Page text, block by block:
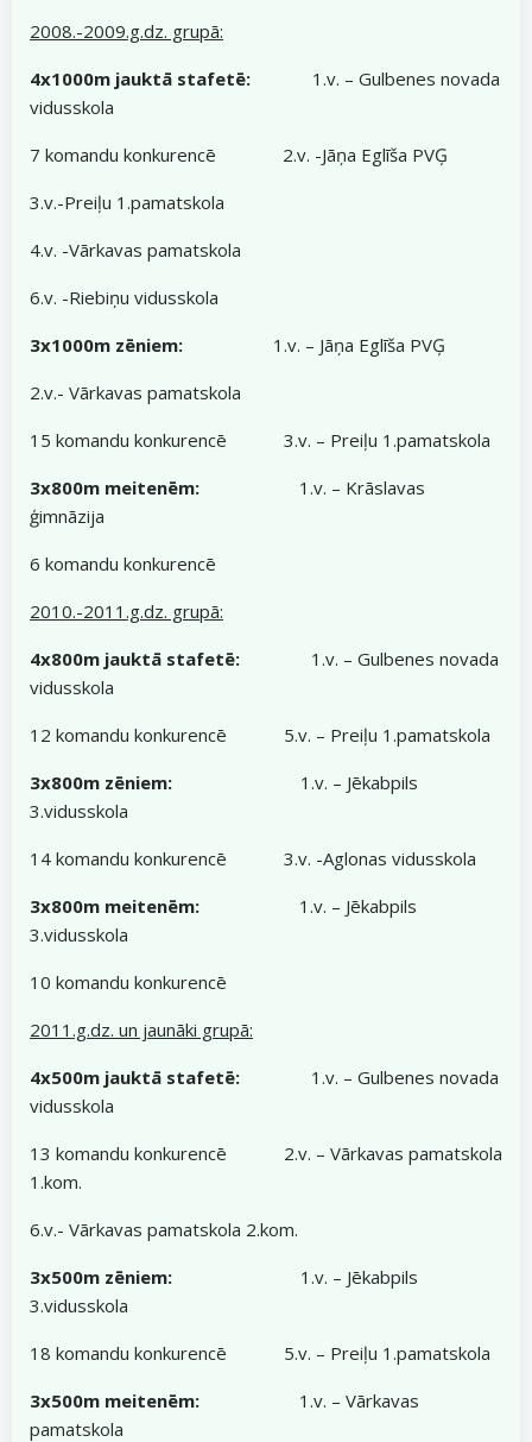
2008.-2009.g.dz. grupā:
4x1000m jauktā stafetē: 1.v. – Gulbenes novada
vidusskola
7 komandu konkurencē 2.v. -Jāņa Eglīša PVĢ
3.v.-Preiļu 1.pamatskola
4.v. -Vārkavas pamatskola
6.v. -Riebiņu vidusskola
3x1000m zēniem:
1.v. – Jāņa Eglīša PVĢ
2.v.- Vārkavas pamatskola
15 komandu konkurencē 3.v. – Preiļu 1.pamatskola
3x800m meitenēm:
1.v. – Krāslavas
ģimnāzija
6 komandu konkurencē
2010.-2011.g.dz. grupā:
4x800m jauktā stafetē: 1.v. – Gulbenes novada
vidusskola
12 komandu konkurencē 5.v. – Preiļu 1.pamatskola
3x800m zēniem:
1.v. – Jēkabpils
3.vidusskola
14 komandu konkurencē 3.v. -Aglonas vidusskola
3x800m meitenēm:
1.v. – Jēkabpils
3.vidusskola
10 komandu konkurencē
2011.g.dz. un jaunāki grupā:
4x500m jauktā stafetē: 1.v. – Gulbenes novada
vidusskola
13 komandu konkurencē 2.v. – Vārkavas pamatskola
1.kom.
6.v.- Vārkavas pamatskola 2.kom.
3x500m zēniem:
1.v. – Jēkabpils
3.vidusskola
18 komandu konkurencē 5.v. – Preiļu 1.pamatskola
3x500m meitenēm:
1.v. – Vārkavas
pamatskola